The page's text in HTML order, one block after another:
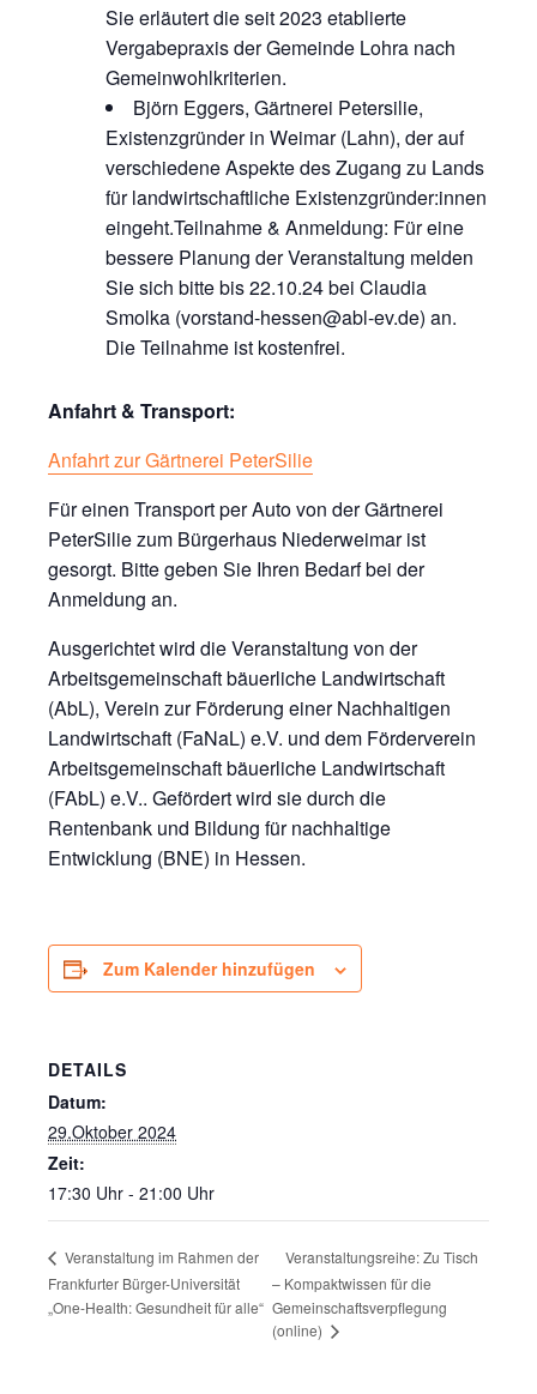
Sie erläutert die seit 2023 etablierte
Vergabepraxis der Gemeinde Lohra nach
Gemeinwohlkriterien.
Björn Eggers, Gärtnerei Petersilie,
Existenzgründer in Weimar (Lahn), der auf
verschiedene Aspekte des Zugang zu Lands
für landwirtschaftliche Existenzgründer:innen
eingeht.Teilnahme & Anmeldung: Für eine
bessere Planung der Veranstaltung melden
Sie sich bitte bis 22.10.24 bei Claudia
Smolka (vorstand-hessen@abl-ev.de) an.
Die Teilnahme ist kostenfrei.
Anfahrt & Transport:
Anfahrt zur Gärtnerei PeterSilie
Für einen Transport per Auto von der Gärtnerei
PeterSilie zum Bürgerhaus Niederweimar ist
gesorgt. Bitte geben Sie Ihren Bedarf bei der
Anmeldung an.
Ausgerichtet wird die Veranstaltung von der
Arbeitsgemeinschaft bäuerliche Landwirtschaft
(AbL), Verein zur Förderung einer Nachhaltigen
Landwirtschaft (FaNaL) e.V. und dem Förderverein
Arbeitsgemeinschaft bäuerliche Landwirtschaft
(FAbL) e.V.. Gefördert wird sie durch die
Rentenbank und Bildung für nachhaltige
Entwicklung (BNE) in Hessen.
Zum Kalender hinzufügen
DETAILS
Datum:
29.Oktober 2024
Zeit:
17:30 Uhr - 21:00 Uhr
Veranstaltung im Rahmen der
Frankfurter Bürger-Universität
„One-Health: Gesundheit für alle“
Veranstaltungsreihe: Zu Tisch
– Kompaktwissen für die
Gemeinschaftsverpflegung
(online)